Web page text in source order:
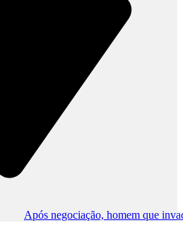
Após negociação, homem que invadiu